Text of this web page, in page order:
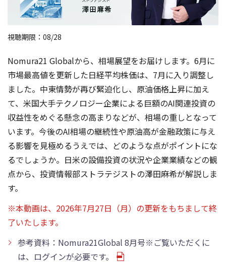
視聴期限：08/28
Nomura21 Globalから、相場展望をお届けします。6月に
市場最高値を更新した日経平均株価は、7月に入り調整し
ました。中東情勢が再び緊迫化し、原油価格上昇に加え
て、米国大手テクノロジー企業による巨額のAI関連投資の
収益性をめぐる懸念の高まりなどが、相場の重しとなって
います。今後のAI相場の継続性や原油高が金融政策に与え
る影響を見極めるうえでは、どのような点がポイントにな
るでしょうか。日米の設備投資の状況や企業業績などの観
点から、投資情報部ストラテジストの澤田麻希が解説しま
す。
※本動画は、2026年7月27日（月）の更新をもちまして終
了いたします。
参考資料：Nomura21Global 8月号※ご覧いただくに
は、ログインが必要です。